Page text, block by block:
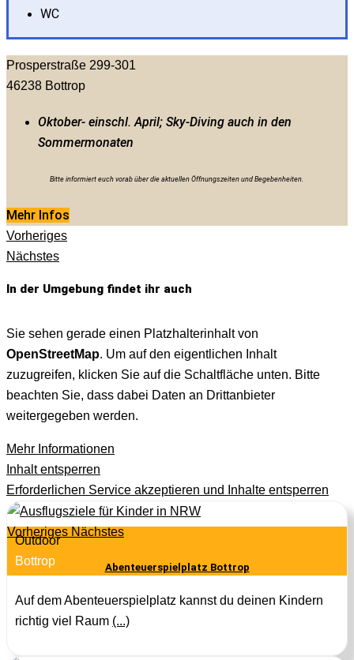
WC
Prosperstraße 299-301
46238 Bottrop
Oktober- einschl. April; Sky-Diving auch in den
Sommermonaten
Bitte informiert euch vorab über die aktuellen Öffnungszeiten und Begebenheiten.
Mehr Infos
Vorheriges
Nächstes
In der Umgebung findet ihr auch
Sie sehen gerade einen Platzhalterinhalt von
OpenStreetMap. Um auf den eigentlichen Inhalt
zuzugreifen, klicken Sie auf die Schaltfläche unten. Bitte
beachten Sie, dass dabei Daten an Drittanbieter
weitergegeben werden.
Mehr Informationen
Inhalt entsperren
Erforderlichen Service akzeptieren und Inhalte entsperren
Vorheriges Nächstes
Outdoor
Bottrop
Abenteuerspielplatz Bottrop
Auf dem Abenteuerspielplatz kannst du deinen Kindern
richtig viel Raum (...)